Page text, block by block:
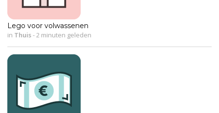
Lego voor volwassenen
in Thuis- 2 minuten geleden